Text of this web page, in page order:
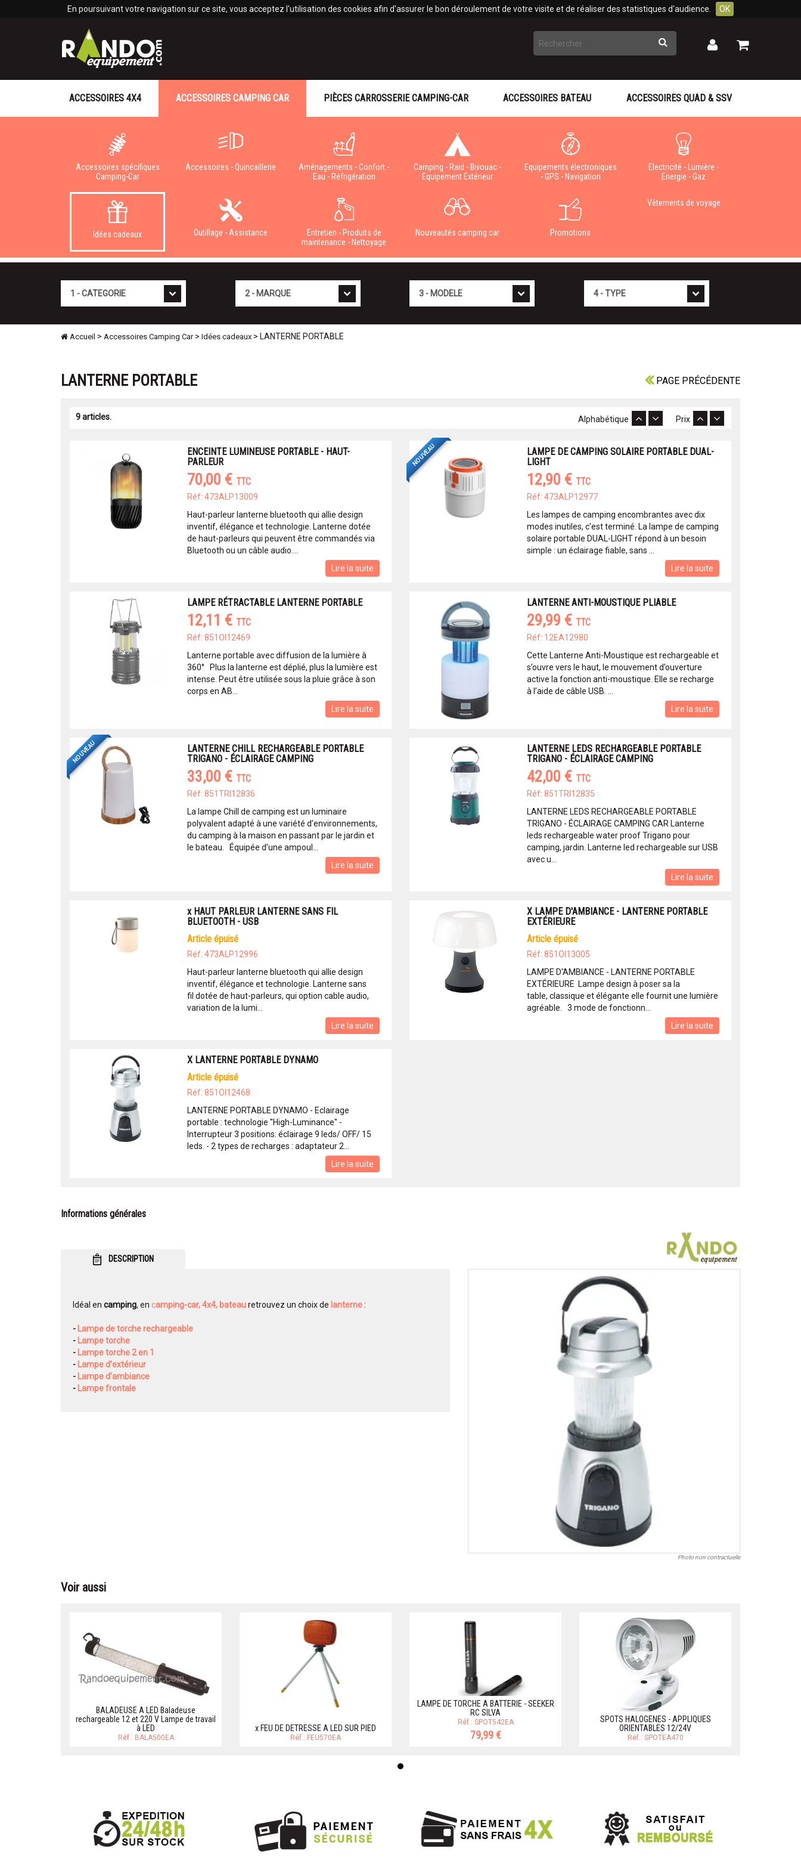
En poursuivant votre navigation sur ce site, vous acceptez l'utilisation des cookies afin d'assurer le bon déroulement de votre visite et de réaliser des statistiques d'audience. OK
Rechercher Mon
Mon
ACCESSOIRES 4X4 ACCESSOIRES CAMPING CAR
Accessoires spécifiques
Camping-Car
Accessoires - Quincaillerie
Aménagements - Confort -
Eau - Réfrigération
Camping - Raid - Bivouac -
Equipement Extérieur
Equipements électroniques
- GPS - Navigation
Electricité - Lumière -
Energie - Gaz
Idées cadeaux Outillage - Assistance
Entretien - Produits de
maintenance - Nettoyage
Nouveautés camping car Promotions
Vêtements de voyage
PIÈCES CARROSSERIE CAMPING-CAR ACCESSOIRES BATEAU ACCESSOIRES QUAD & SSV
Accueil > Accessoires Camping Car> Idées cadeaux > LANTERNE PORTABLE
PAGE PRÉCÉDENTE
LANTERNE PORTABLE
9 articles. Prix
Alphabétique
ENCEINTE LUMINEUSE PORTABLE - HAUT-
PARLEUR
70,00 € TTC
Réf: 473ALP13009
Haut-parleur lanterne bluetooth qui allie design
inventif, élégance et technologie. Lanterne dotée
de haut-parleurs qui peuvent être commandés via
Bluetooth ou un câble audio....
Lire la suite
NOUVEAU
LAMPE DE CAMPING SOLAIRE PORTABLE DUAL-
LIGHT
12,90 € TTC
Réf: 473ALP12977
Les lampes de camping encombrantes avec dix
modes inutiles, c'est terminé. La lampe de camping
solaire portable DUAL-LIGHT répond à un besoin
simple : un éclairage fiable, sans ...
Lire la suite
LAMPE RÉTRACTABLE LANTERNE PORTABLE
12,11 € TTC
Réf: 851OI12469
Lanterne portable avec diffusion de la lumière à
360° Plus la lanterne est déplié, plus la lumière est
intense. Peut être utilisée sous la pluie grâce à son
corps en AB...
Lire la suite
LANTERNE ANTI-MOUSTIQUE PLIABLE
29,99 € TTC
Réf: 12EA12980
Cette Lanterne Anti-Moustique est rechargeable et
s’ouvre vers le haut, le mouvement d’ouverture
active la fonction anti-moustique. Elle se recharge
à l’aide de câble USB. ...
Lire la suite
NOUVEAU
LANTERNE CHILL RECHARGEABLE PORTABLE
TRIGANO - ÉCLAIRAGE CAMPING
33,00 € TTC
Réf: 851TRI12836
La lampe Chill de camping est un luminaire
polyvalent adapté à une variété d’environnements,
du camping à la maison en passant par le jardin et
le bateau. Équipée d’une ampoul...
Lire la suite
LANTERNE LEDS RECHARGEABLE PORTABLE
TRIGANO - ÉCLAIRAGE CAMPING
42,00 € TTC
Réf: 851TRI12835
LANTERNE LEDS RECHARGEABLE PORTABLE
TRIGANO - ÉCLAIRAGE CAMPING CAR Lanterne
leds rechargeable water proof Trigano pour
camping, jardin. Lanterne led rechargeable sur USB
avec u...
Lire la suite
x HAUT PARLEUR LANTERNE SANS FIL
BLUETOOTH - USB
article épuisé
Réf: 473ALP12996
Haut-parleur lanterne bluetooth qui allie design
inventif, élégance et technologie. Lanterne sans
fil dotée de haut-parleurs, qui option cable audio,
variation de la lumi...
Lire la suite
X LAMPE D'AMBIANCE - LANTERNE PORTABLE
EXTÉRIEURE
article épuisé
Réf: 851OI13005
LAMPE D'AMBIANCE - LANTERNE PORTABLE
EXTÉRIEURE Lampe design à poser sa la
table, classique et élégante elle fournit une lumière
agréable. 3 mode de fonctionn...
Lire la suite
X LANTERNE PORTABLE DYNAMO
article épuisé
Réf: 851OI12468
LANTERNE PORTABLE DYNAMO - Eclairage
portable : technologie ''High-Luminance'' -
Interrupteur 3 positions: éclairage 9 leds/ OFF/ 15
leds. - 2 types de recharges : adaptateur 2...
Lire la suite
Informations générales
DESCRIPTION
Idéal en camping, en camping-car,4x4, bateauretrouvez un choix de lanterne:
- Lampe de torche rechargeable
- Lampe torche
- Lampe torche 2 en 1
- Lampe d'extérieur
- Lampe d'ambiance
- Lampe frontale
Photo non contractuelle
Voir aussi
BALADEUSE A LED Baladeuse
rechargeable 12 et 220 V Lampe de travail
à LED
Réf.: BALA500EA
x FEU DE DETRESSE A LED SUR PIED
Réf.: FEU570EA
LAMPE DE TORCHE A BATTERIE - SEEKER
RC SILVA
Réf.: SPOT542EA
79,99 €
SPOTS HALOGENES - APPLIQUES
ORIENTABLES 12/24V
Réf.: SPOTEA470
Panneau de gestion des cookies